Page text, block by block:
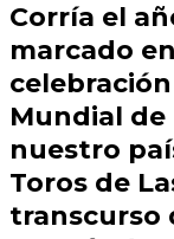
Corría el
marcado
Mundial
nuestro
Toros de
transcurso